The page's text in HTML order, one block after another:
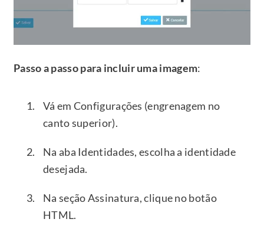
Passo a passo para incluir uma imagem:
Vá em Configurações (engrenagem no
canto superior).
Na aba Identidades, escolha a identidade
desejada.
Na seção Assinatura, clique no botão
HTML.